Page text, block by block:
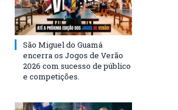
São Miguel do Guamá
encerra os Jogos de Verão
2026 com sucesso de público
e competições.